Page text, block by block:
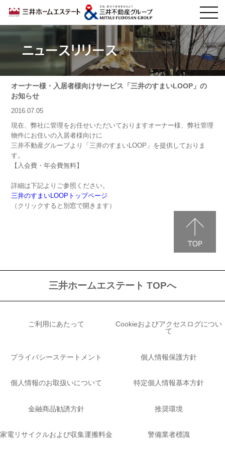
オーナー様・入居者様向けサービス「三井のすまいLOOP」の
お知らせ
2016.07.05
現在、弊社に管理をお任せいただいておりますオーナー様、弊社管理
物件にお住いの入居者様向けに
三井不動産グループより「三井のすまいLOOP」を提供しておりま
す。
【入会費・年会費無料】
詳細は下記よりご参照ください。
三井のすまいLOOPトップページ
（クリックすると別窓で開きます）
三井ホームエステート TOPへ
ご利用にあたって
Cookieおよびアクセスログについ
て
プライバシーステートメント 個人情報保護方針
個人情報のお取扱いについて 特定個人情報基本方針
金融商品勧誘方針 推奨環境
家電リサイクルおよび収集運搬料金 警備業者標識